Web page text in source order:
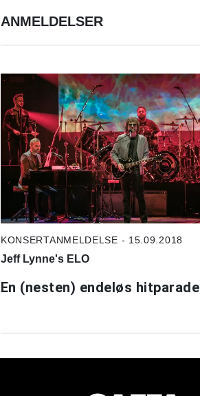
ANMELDELSER
KONSERTANMELDELSE - 15.09.2018
Jeff Lynne's ELO
En (nesten) endeløs hitparade